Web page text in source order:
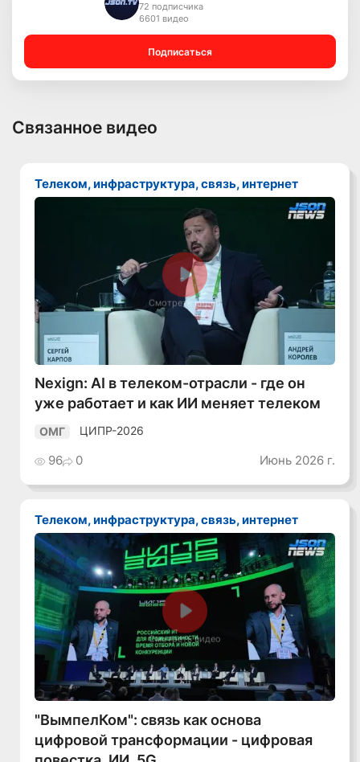
72 подписчика
6601 видео
Подписаться
Связанное видео
Телеком, инфраструктура, связь, интернет
Смотреть видео
Nexign: AI в телеком-отрасли - где он
уже работает и как ИИ меняет телеком
ОМГ ЦИПР-2026
96 0 Июнь 2026 г.
Телеком, инфраструктура, связь, интернет
Смотреть видео
"ВымпелКом": связь как основа
цифровой трансформации - цифровая